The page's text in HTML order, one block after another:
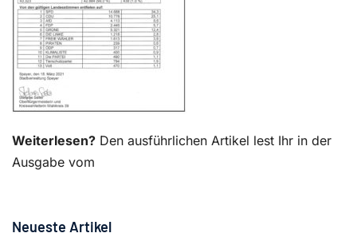
Weiterlesen? Den ausführlichen Artikel lest Ihr in der
Ausgabe vom
Neueste Artikel